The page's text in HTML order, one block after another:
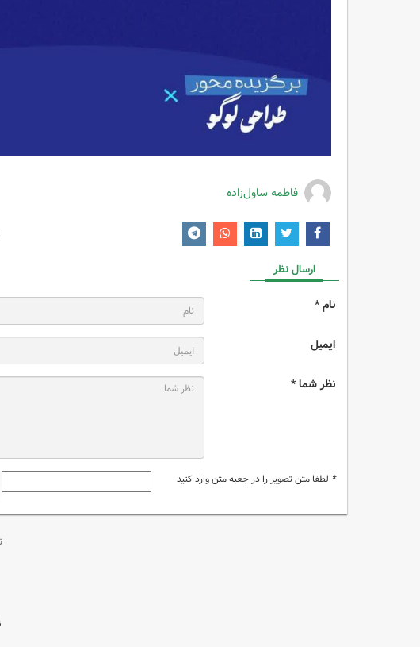
فاطمه ساول‌زاده
ارسال نظر
نام *
ایمیل
نظر شما *
* لطفا متن تصویر را در جعبه متن وارد کنید